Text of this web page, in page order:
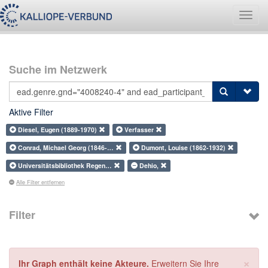
Suche im Netzwerk
Aktive Filter
Diesel, Eugen (1889-1970)
Verfasser
Conrad, Michael Georg (1846-…
Dumont, Louise (1862-1932)
Universitätsbibliothek Regen…
Dehio,
Alle Filter entfernen
Filter
×
Ihr Graph enthält keine Akteure. Erweitern Sie Ihre